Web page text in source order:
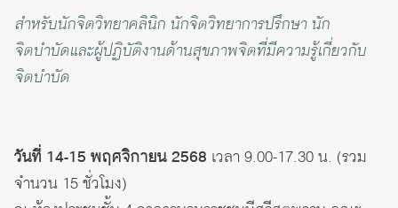
สำหรับนักจิตวิทยาคลินิก นักจิตวิทยาการปรึกษา นัก
จิตบำบัดและผู้ปฏิบัติงานด้านสุขภาพจิตที่มีความรู้เกี่ยวกับ
จิตบำบัด
วันที่ 14-15 พฤศจิกายน 2568 เวลา 9.00-17.30 น. (รวม
จำนวน 15 ชั่วโมง)